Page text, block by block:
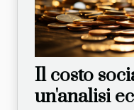
Il costo
un'analisi